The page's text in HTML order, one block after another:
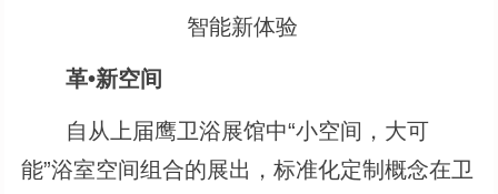
智能新体验
革•新空间
自从上届鹰卫浴展馆中“小空间，大可
能”浴室空间组合的展出，标准化定制概念在卫